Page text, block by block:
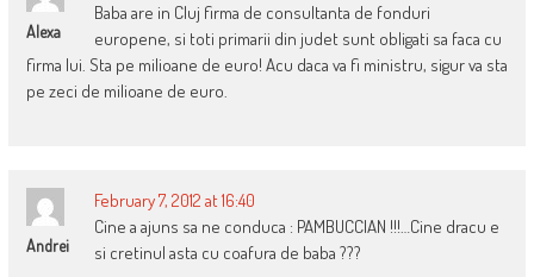
Alexa
Baba are in Cluj firma de consultanta de fonduri
europene, si toti primarii din judet sunt obligati sa faca cu
firma lui. Sta pe milioane de euro! Acu daca va fi ministru, sigur va sta
pe zeci de milioane de euro.
Andrei
February 7, 2012 at 16:40
Cine a ajuns sa ne conduca : PAMBUCCIAN !!!…Cine dracu e
si cretinul asta cu coafura de baba ???